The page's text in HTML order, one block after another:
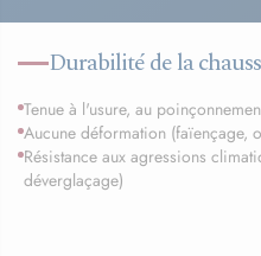
Durabilité de la
Tenue à l'usure, au
Aucune déformation (faïençage,
Résistance aux agressions
déverglaçage)